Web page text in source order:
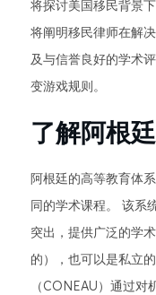
将探讨美国移民背景
将阐明移民律师在解
及与信誉良好的学术
变游戏规则。
了解阿根
阿根廷的高等教育体
同的学术课程。 该系
突出，提供广泛的学
的），也可以是私立
（CONEAU）通过